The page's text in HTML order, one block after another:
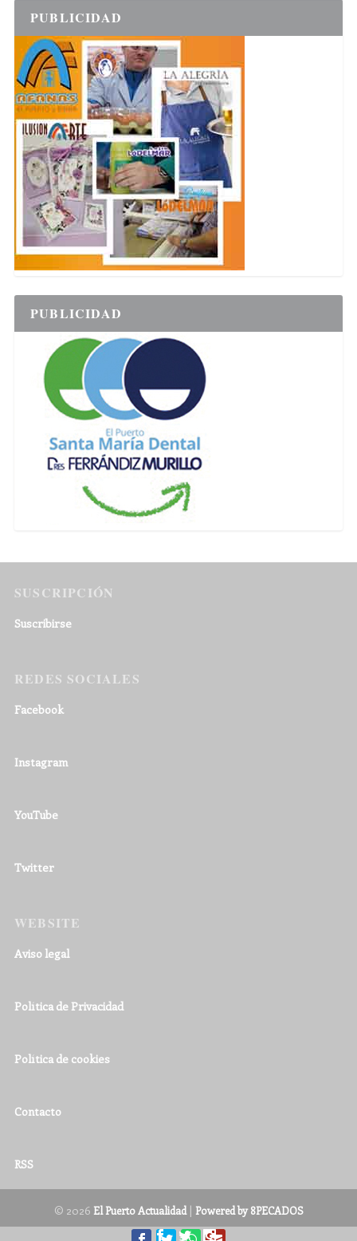
PUBLICIDAD
PUBLICIDAD
SUSCRIPCIÓN
Suscribirse
REDES SOCIALES
Facebook
Instagram
YouTube
Twitter
WEBSITE
Aviso legal
Política de Privacidad
Política de cookies
Contacto
RSS
© 2026 El Puerto Actualidad| Powered by 8PECADOS